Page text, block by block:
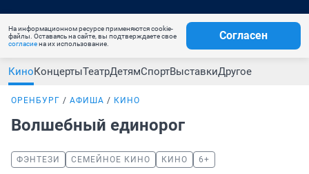
На информационном ресурсе применяются cookie-
файлы. Оставаясь на сайте, вы подтверждаете свое
согласиена их использование.
Согласен
КиноКонцертыТеатрДетямСпортВыставкиДругое
ОРЕНБУРГ АФИША КИНО
Волшебный единорог
ФЭНТЕЗИ СЕМЕЙНОЕ КИНО КИНО 6+